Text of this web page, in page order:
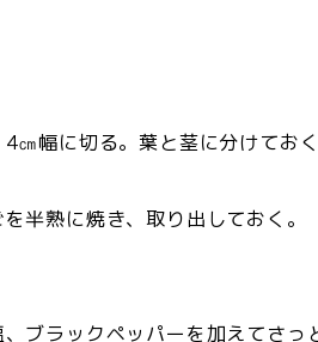
幅に切る。葉と茎に分けておく
半熟に焼き、取り出しておく。
ラックペッパーを加えてさっ